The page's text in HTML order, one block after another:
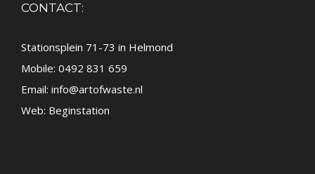
CONTACT:
Stationsplein 71-73 in Helmond
Mobile: 0492 831 659
Email: info@artofwaste.nl
Web: Beginstation